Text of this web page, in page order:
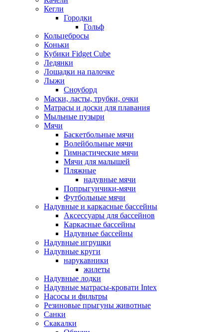
Кегли
Городки
Гольф
Кольцебросы
Коньки
Кубики Fidget Cube
Ледянки
Лошадки на палочке
Лыжи
Сноуборд
Маски, ласты, трубки, очки
Матрасы и доски для плавания
Мыльные пузыри
Мячи
Баскетбольные мячи
Волейбольные мячи
Гимнастические мячи
Мячи для малышей
Пляжные
надувные мячи
Попрыгунчики-мячи
Футбольные мячи
Надувные и каркасные бассейны
Аксессуары для бассейнов
Каркасные бассейны
Надувные бассейны
Надувные игрушки
Надувные круги
нарукавники
жилеты
Надувные лодки
Надувные матрасы-кровати Intex
Насосы и фильтры
Резиновые прыгуны животные
Санки
Скакалки